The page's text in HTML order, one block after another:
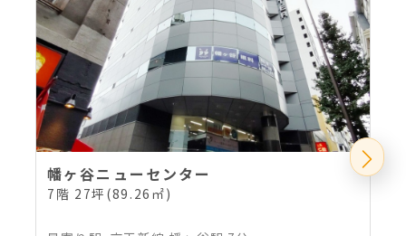
幡ヶ谷ニューセンター
7階 27坪(89.26㎡)